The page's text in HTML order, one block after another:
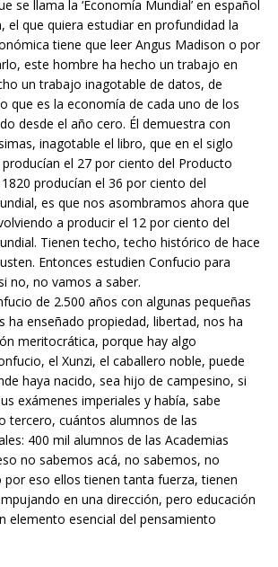
se llama la ‘Economía Mundial’ en español
el que quiera estudiar en profundidad la
tiene que leer Angus Madison o por
este hombre ha hecho un trabajo en
un trabajo inagotable de datos, de
que es la economía de cada uno de los
desde el año cero. Él demuestra con
inagotable el libro, que en el siglo
el 27 por ciento del Producto
producían el 36 por ciento del
es que nos asombramos ahora que
a producir el 12 por ciento del
Tienen techo, techo histórico de hace
Entonces estudien Confucio para
no, no vamos a saber.
de 2.500 años con algunas pequeñas
ha enseñado propiedad, libertad, nos ha
meritocrática, porque hay algo
el Xunzi, el caballero noble, puede
haya nacido, sea hijo de campesino, si
exámenes imperiales y había, sabe
tercero, cuántos alumnos de las
400 mil alumnos de las Academias
no sabemos acá, no sabemos, no
por eso ellos tienen tanta fuerza, tienen
en una dirección, pero educación
elemento esencial del pensamiento